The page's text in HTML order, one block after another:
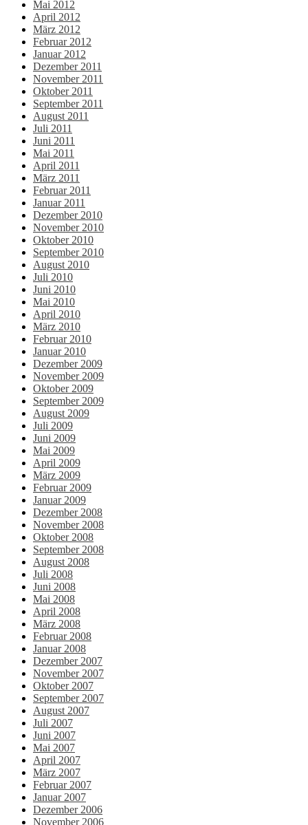
Mai 2012
April 2012
März 2012
Februar 2012
Januar 2012
Dezember 2011
November 2011
Oktober 2011
September 2011
August 2011
Juli 2011
Juni 2011
Mai 2011
April 2011
März 2011
Februar 2011
Januar 2011
Dezember 2010
November 2010
Oktober 2010
September 2010
August 2010
Juli 2010
Juni 2010
Mai 2010
April 2010
März 2010
Februar 2010
Januar 2010
Dezember 2009
November 2009
Oktober 2009
September 2009
August 2009
Juli 2009
Juni 2009
Mai 2009
April 2009
März 2009
Februar 2009
Januar 2009
Dezember 2008
November 2008
Oktober 2008
September 2008
August 2008
Juli 2008
Juni 2008
Mai 2008
April 2008
März 2008
Februar 2008
Januar 2008
Dezember 2007
November 2007
Oktober 2007
September 2007
August 2007
Juli 2007
Juni 2007
Mai 2007
April 2007
März 2007
Februar 2007
Januar 2007
Dezember 2006
November 2006